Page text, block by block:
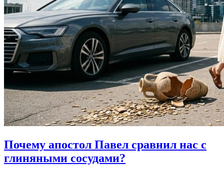
Почему апостол Павел сравнил нас с
глиняными сосудами?